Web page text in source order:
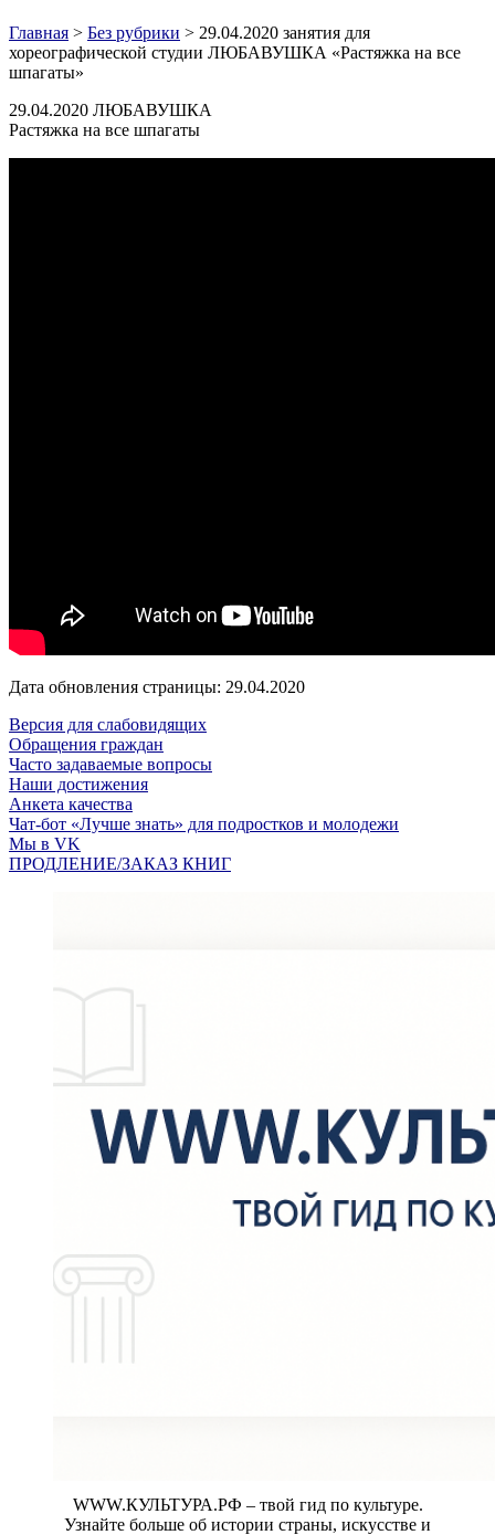
Главная > Без рубрики > 29.04.2020 занятия для
хореографической студии ЛЮБАВУШКА «Растяжка на все
шпагаты»
29.04.2020 ЛЮБАВУШКА
Растяжка на все шпагаты
Дата обновления страницы: 29.04.2020
Версия для слабовидящих
Обращения граждан
Часто задаваемые вопросы
Наши достижения
Анкета качества
Чат-бот «Лучше знать» для подростков и молодежи
Мы в VK
ПРОДЛЕНИЕ/ЗАКАЗ КНИГ
WWW.КУЛЬТУРА.РФ – твой гид по культуре.
Узнайте больше об истории страны, искусстве и